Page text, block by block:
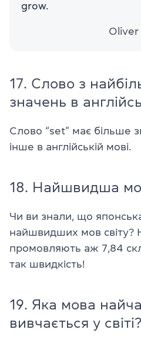
grow.
Oliver
17. Слово з
значень в
Слово “set” має більше
інше в англійській мові.
18. Найшвидша
Чи ви знали, що
найшвидших мов світу?
промовляють аж 7,84
так швидкість!
19. Яка мова
вивчається у світі?